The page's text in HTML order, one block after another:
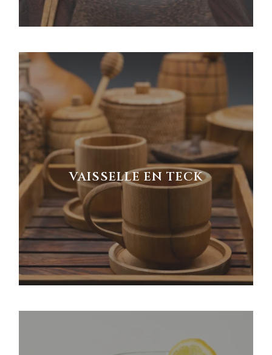
VAISSELLE EN TECK